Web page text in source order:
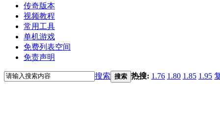
传奇版本
视频教程
常用工具
单机游戏
免费列表空间
免责声明
搜索 搜索 热搜: 1.76 1.80 1.85 1.95